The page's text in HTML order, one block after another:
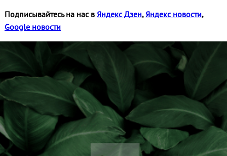
Подписывайтесь на нас в Яндекс Дзен, Яндекс новости,
Google новости